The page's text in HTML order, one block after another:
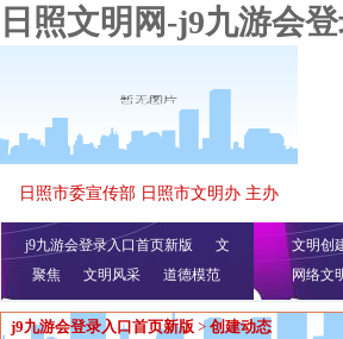
日照文明网-j9九游会
日照市委宣传部 日照市文明办 主办
j9九游会登录入口首页新版
文
明播报
公益视频
聚焦 文明风采 道德模范
文明创
网络文
j9九游会登录入口首页新版 > 创建动态